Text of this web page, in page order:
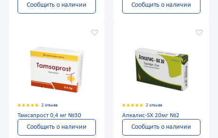
Сообщить о наличии Сообщить о наличии
2 отзыва
Тамсапрост 0,4 мг №30
Сообщить о наличии
2 отзыва
Апкалис-SX 20мг №2
Сообщить о наличии